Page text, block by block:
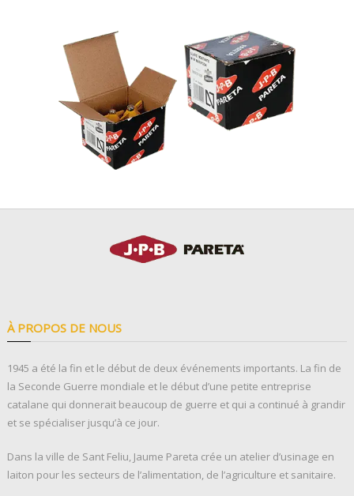
À PROPOS DE NOUS
1945 a été la fin et le début de deux événements importants. La fin de
la Seconde Guerre mondiale et le début d’une petite entreprise
catalane qui donnerait beaucoup de guerre et qui a continué à grandir
et se spécialiser jusqu’à ce jour.
Dans la ville de Sant Feliu, Jaume Pareta crée un atelier d’usinage en
laiton pour les secteurs de l’alimentation, de l’agriculture et sanitaire.